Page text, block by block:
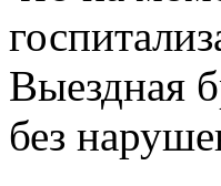
Выездная
без